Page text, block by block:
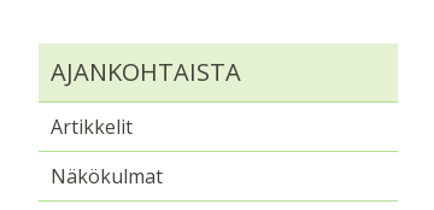
AJANKOHTAISTA
Artikkelit
Näkökulmat